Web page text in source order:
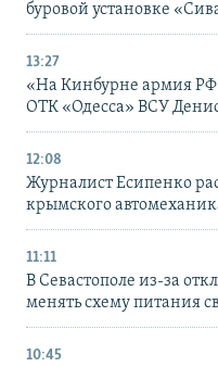
буровой установке
13:27
«На Кинбурне армия РФ
ОТК «Одесса» ВСУ
12:08
Журналист Есипенко
крымского
11:11
В Севастополе из-за
менять схему питания
10:45